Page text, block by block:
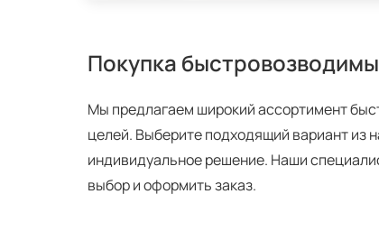
Покупка
Мы предлагаем широкий ассортимент
целей. Выберите подходящий вариант из
индивидуальное решение. Наши
выбор и оформить заказ.